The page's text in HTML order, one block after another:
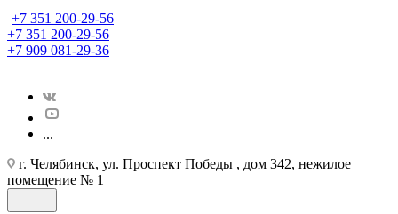
+7 351 200-29-56
+7 351 200-29-56
+7 909 081-29-36
...
г. Челябинск, ул. Проспект Победы , дом 342, нежилое
помещение № 1